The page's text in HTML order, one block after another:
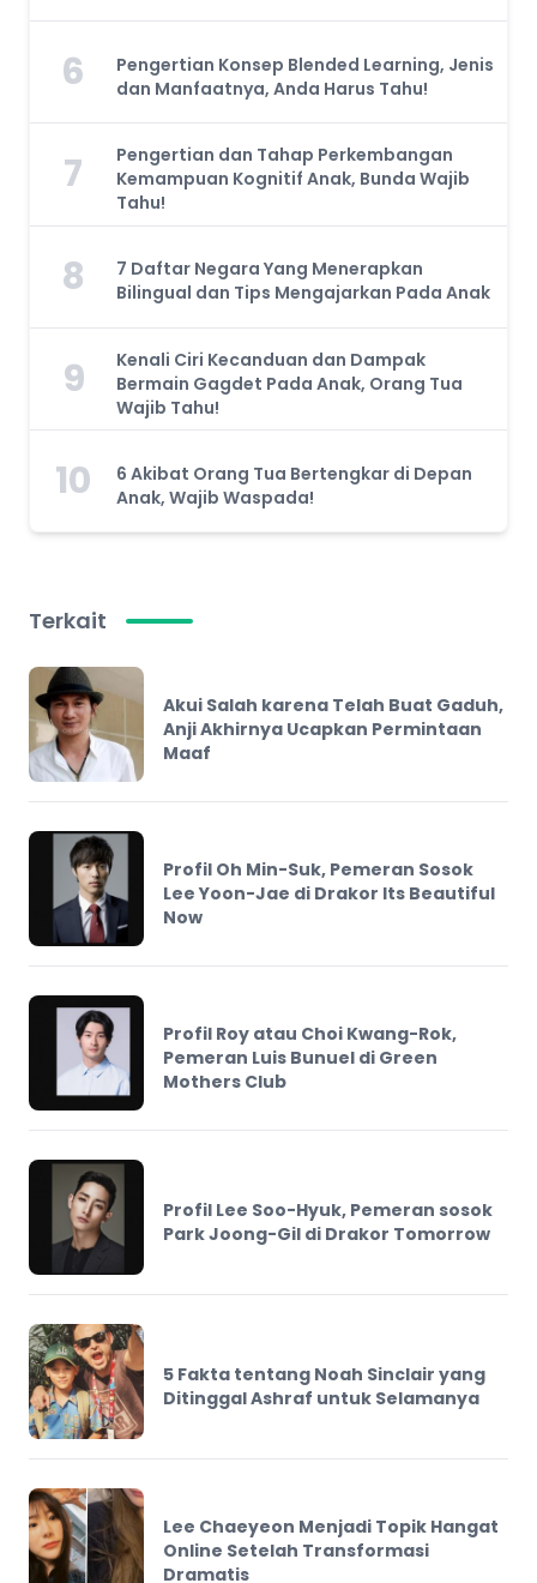
6
Pengertian Konsep Blended Learning, Jenis
dan Manfaatnya, Anda Harus Tahu!
7
Pengertian dan Tahap Perkembangan
Kemampuan Kognitif Anak, Bunda Wajib
Tahu!
8
7 Daftar Negara Yang Menerapkan
Bilingual dan Tips Mengajarkan Pada Anak
9
Kenali Ciri Kecanduan dan Dampak
Bermain Gagdet Pada Anak, Orang Tua
Wajib Tahu!
10
6 Akibat Orang Tua Bertengkar di Depan
Anak, Wajib Waspada!
Terkait
Akui Salah karena Telah Buat Gaduh,
Anji Akhirnya Ucapkan Permintaan
Maaf
Profil Oh Min-Suk, Pemeran Sosok
Lee Yoon-Jae di Drakor Its Beautiful
Now
Profil Roy atau Choi Kwang-Rok,
Pemeran Luis Bunuel di Green
Mothers Club
Profil Lee Soo-Hyuk, Pemeran sosok
Park Joong-Gil di Drakor Tomorrow
5 Fakta tentang Noah Sinclair yang
Ditinggal Ashraf untuk Selamanya
Lee Chaeyeon Menjadi Topik Hangat
Online Setelah Transformasi
Dramatis